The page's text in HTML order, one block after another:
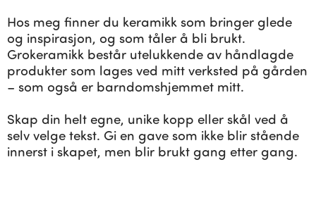
Hos meg finner du keramikk som bringer glede
og inspirasjon, og som tåler å bli brukt.
Grokeramikk består utelukkende av håndlagde
produkter som lages ved mitt verksted på gården
– som også er barndomshjemmet mitt.
Skap din helt egne, unike kopp eller skål ved å
selv velge tekst. Gi en gave som ikke blir stående
innerst i skapet, men blir brukt gang etter gang.